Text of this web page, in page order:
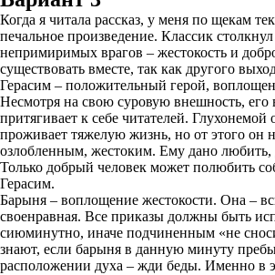
Когда я читала рассказ, у меня по щекам
печальное произведение. Классик
непримиримых врагов – жестокость и
существовать вместе, так как другого
Герасим – положительный герой,
Несмотря на свою суровую внешность, его
притягивает к себе читателей. Глухонемой
проживает тяжелую жизнь, но от этого он
озлобленным, жестоким. Ему дано любить,
Только добрый человек может полюбить
Герасим.
Барыня – воплощение жестокости. Она –
своенравная. Все приказы должны быть
сиюминутно, иначе подчиненным «не
знают, если барыня в данную минуту
расположении духа – жди беды. Именно в